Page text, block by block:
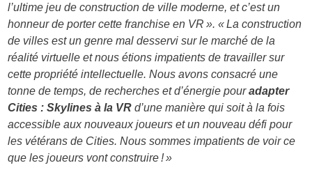
l’ultime jeu de construction de ville moderne, et c’est un
honneur de porter cette franchise en VR ». « La construction
de villes est un genre mal desservi sur le marché de la
réalité virtuelle et nous étions impatients de travailler sur
cette propriété intellectuelle. Nous avons consacré une
tonne de temps, de recherches et d’énergie pouradapter
Cities : Skylines à la VR d’une manière qui soit à la fois
accessible aux nouveaux joueurs et un nouveau défi pour
les vétérans de Cities. Nous sommes impatients de voir ce
que les joueurs vont construire ! »